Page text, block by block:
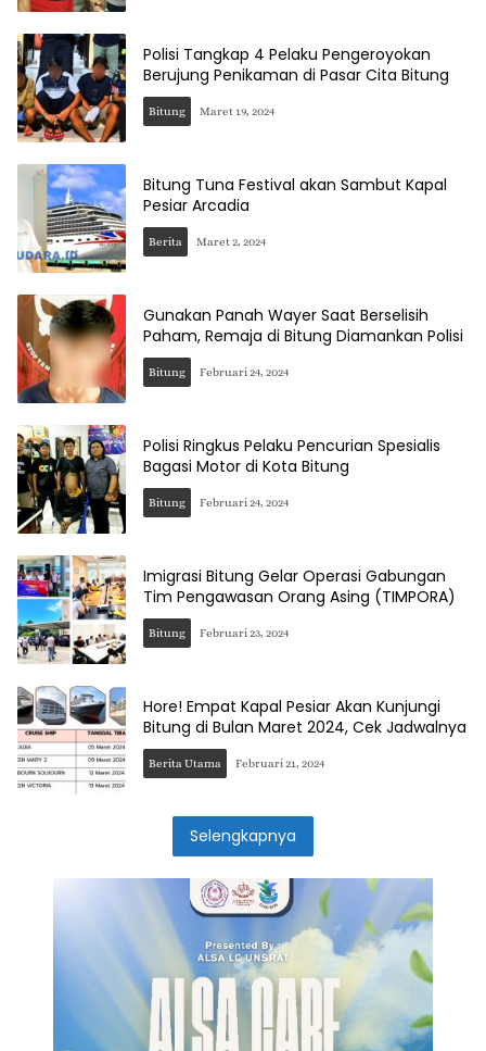
Polisi Tangkap 4 Pelaku Pengeroyokan
Berujung Penikaman di Pasar Cita Bitung
Bitung Maret 19, 2024
Bitung Tuna Festival akan Sambut Kapal
Pesiar Arcadia
Berita Maret 2, 2024
Gunakan Panah Wayer Saat Berselisih
Paham, Remaja di Bitung Diamankan Polisi
Bitung Februari 24, 2024
Polisi Ringkus Pelaku Pencurian Spesialis
Bagasi Motor di Kota Bitung
Bitung Februari 24, 2024
Imigrasi Bitung Gelar Operasi Gabungan
Tim Pengawasan Orang Asing (TIMPORA)
Bitung Februari 23, 2024
Hore! Empat Kapal Pesiar Akan Kunjungi
Bitung di Bulan Maret 2024, Cek Jadwalnya
Berita Utama Februari 21, 2024
Selengkapnya